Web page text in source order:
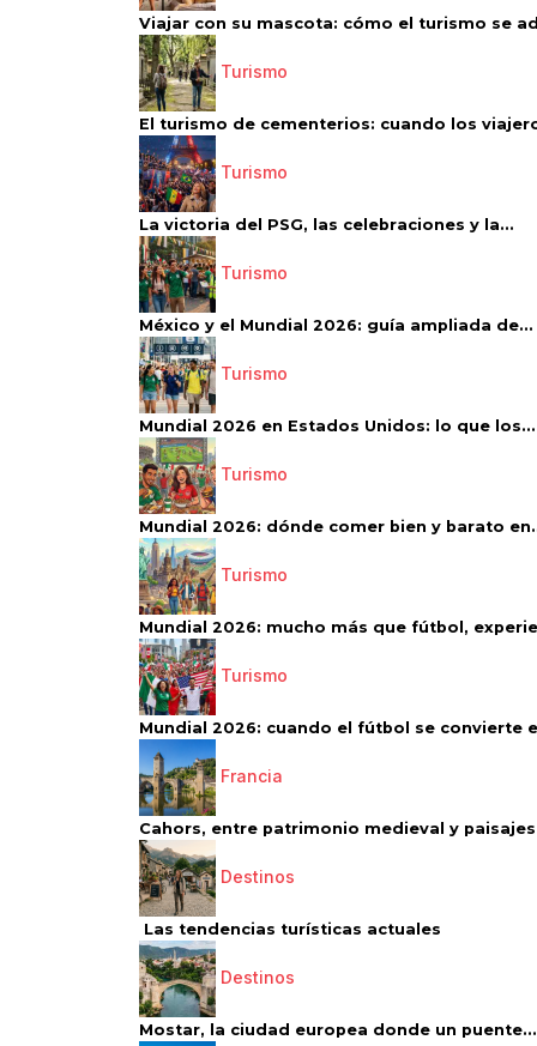
Viajar con su mascota: cómo el turismo se
Turismo
El turismo de cementerios: cuando los
Turismo
La victoria del PSG, las celebraciones y la...
Turismo
México y el Mundial 2026: guía ampliada de...
Turismo
Mundial 2026 en Estados Unidos: lo que los...
Turismo
Mundial 2026: dónde comer bien y barato
Turismo
Mundial 2026: mucho más que fútbol,
Turismo
Mundial 2026: cuando el fútbol se convierte
Francia
Cahors, entre patrimonio medieval y paisajes
Destinos
Las tendencias turísticas actuales
Destinos
Mostar, la ciudad europea donde un puente...